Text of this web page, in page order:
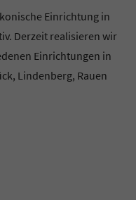
Einrichtung in
Derzeit realisieren wir
Einrichtungen in
Lindenberg, Rauen